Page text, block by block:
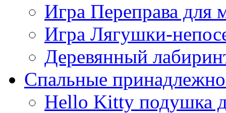
Игра Переправа для
Игра Лягушки-
Деревянный
Спальные
Hello Kitty подушка